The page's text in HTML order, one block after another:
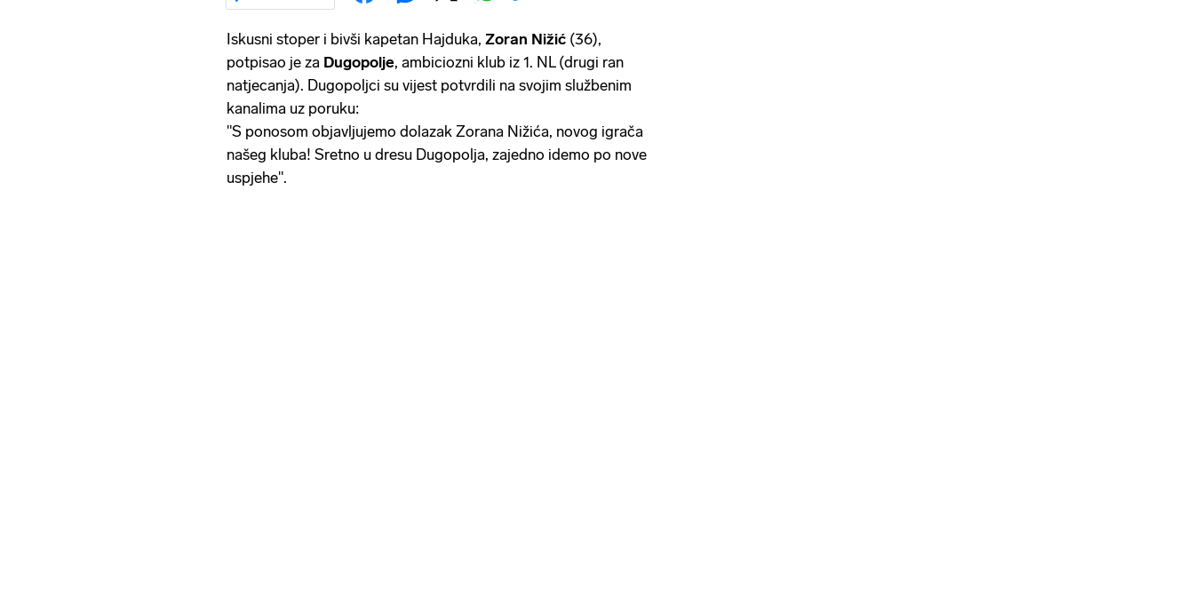
Iskusni stoper i bivši kapetan Hajduka, Zoran Nižić (36),
potpisao je za Dugopolje, ambiciozni klub iz 1. NL (drugi ran
natjecanja). Dugopoljci su vijest potvrdili na svojim službenim
kanalima uz poruku:
"S ponosom objavljujemo dolazak Zorana Nižića, novog igrača
našeg kluba! Sretno u dresu Dugopolja, zajedno idemo po nove
uspjehe".